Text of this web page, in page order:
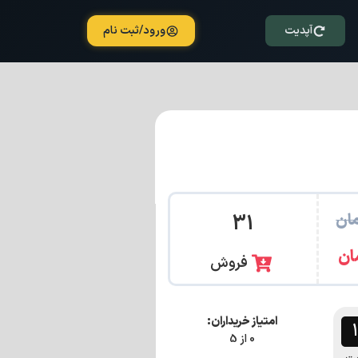
آپدیت ورود/ثبت نام
31
فروش
امتیاز خریداران:
0 از 5